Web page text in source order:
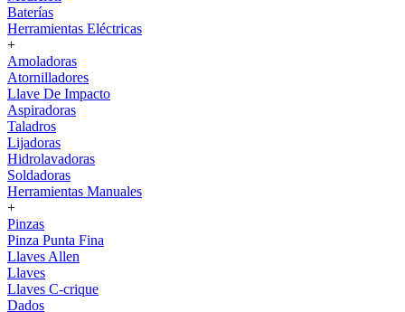
Baterías
Herramientas Eléctricas
+
Amoladoras
Atornilladores
Llave De Impacto
Aspiradoras
Taladros
Lijadoras
Hidrolavadoras
Soldadoras
Herramientas Manuales
+
Pinzas
Pinza Punta Fina
Llaves Allen
Llaves
Llaves C-crique
Dados